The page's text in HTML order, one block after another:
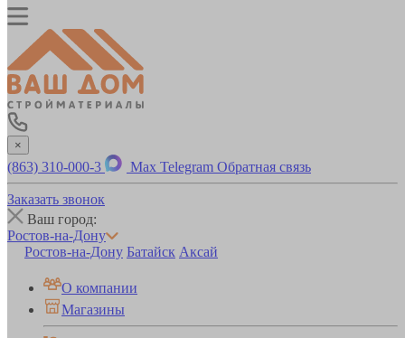
×
(863) 310-000-3 Max Telegram Обратная связь
Заказать звонок
Ваш город:
Ростов-на-Дону
Ростов-на-Дону Батайск Аксай
О компании
Магазины